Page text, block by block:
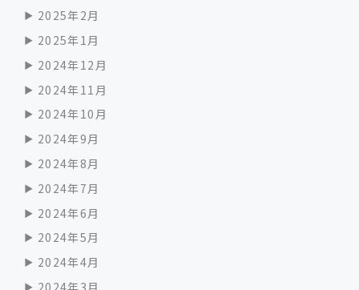
2025年2月
2025年1月
2024年12月
2024年11月
2024年10月
2024年9月
2024年8月
2024年7月
2024年6月
2024年5月
2024年4月
2024年3月